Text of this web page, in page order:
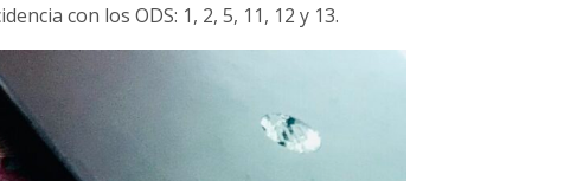
con los ODS: 1, 2, 5, 11, 12 y 13.